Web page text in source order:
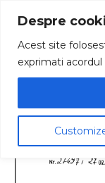
Despre
Acest site
exprimati acordul
Procedura